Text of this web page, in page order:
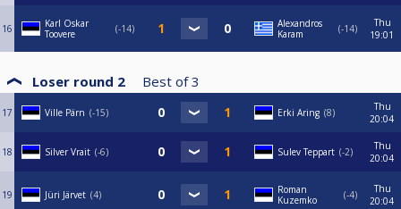
16
Karl Oskar
Toovere
-14
Alexandros
Karam
-14
Thu
19:01
Loser round 2 Best of 3
17 Ville Pärn -15 Erki Aring 8
Thu
20:04
18 Silver Vrait -6 Sulev Teppart -2
Thu
20:04
19 Jüri Järvet 4
Roman
Kuzemko
-4
Thu
20:04